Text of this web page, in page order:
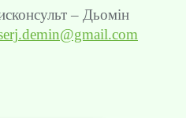
– Дьомін